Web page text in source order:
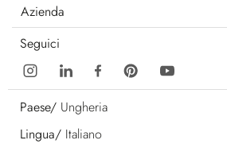
Azienda
Seguici
Paese/ Ungheria
Lingua/ Italiano